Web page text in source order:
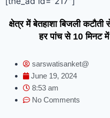
क्षेत्र में बेतहाशा बिजली
हर पांच से 10 मिनट
sarswatisanket@
June 19, 2024
8:53 am
No Comments